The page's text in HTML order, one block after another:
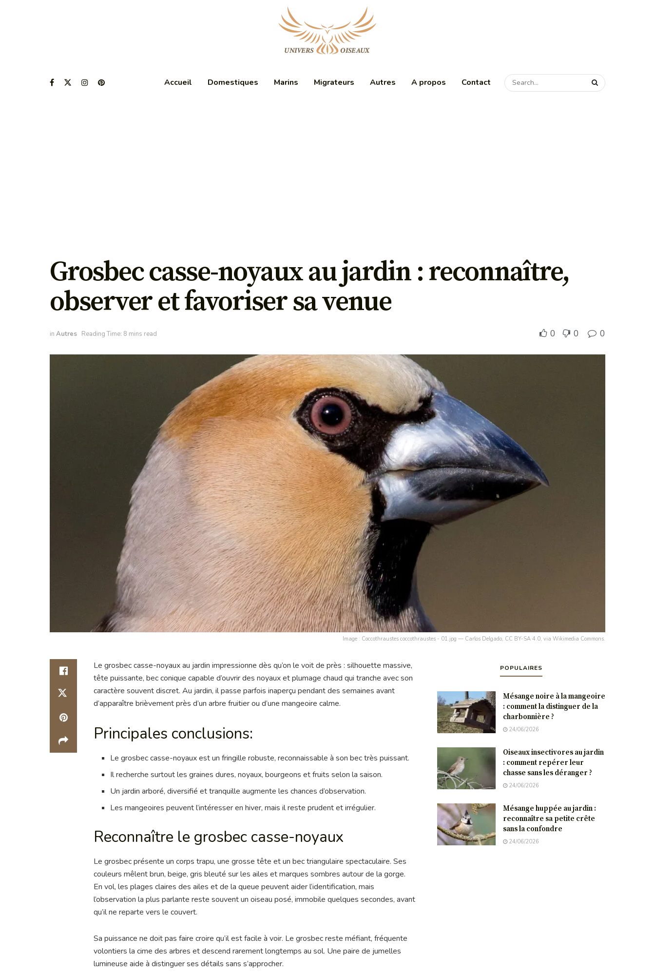
Accueil Domestiques Marins Migrateurs Autres A propos Contact
Grosbec casse-noyaux au jardin : reconnaître,
observer et favoriser sa venue
in Autres Reading Time: 8 mins read 0 0 0
Image : Coccothraustes coccothraustes - 01.jpg — Carlos Delgado, CC BY-SA 4.0, via Wikimedia Commons.
Le grosbec casse-noyaux au jardin impressionne dès qu’on le voit de près : silhouette massive,
tête puissante, bec conique capable d’ouvrir des noyaux et plumage chaud qui tranche avec son
caractère souvent discret. Au jardin, il passe parfois inaperçu pendant des semaines avant
d’apparaître brièvement près d’un arbre fruitier ou d’une mangeoire calme.
Principales conclusions:
Le grosbec casse-noyaux est un fringille robuste, reconnaissable à son bec très puissant.
Il recherche surtout les graines dures, noyaux, bourgeons et fruits selon la saison.
Un jardin arboré, diversifié et tranquille augmente les chances d’observation.
Les mangeoires peuvent l’intéresser en hiver, mais il reste prudent et irrégulier.
Reconnaître le grosbec casse-noyaux
Le grosbec présente un corps trapu, une grosse tête et un bec triangulaire spectaculaire. Ses
couleurs mêlent brun, beige, gris bleuté sur les ailes et marques sombres autour de la gorge.
En vol, les plages claires des ailes et de la queue peuvent aider l’identification, mais
l’observation la plus parlante reste souvent un oiseau posé, immobile quelques secondes, avant
qu’il ne reparte vers le couvert.
Sa puissance ne doit pas faire croire qu’il est facile à voir. Le grosbec reste méfiant, fréquente
volontiers la cime des arbres et descend rarement longtemps au sol. Une paire de jumelles
lumineuse aide à distinguer ses détails sans s’approcher.
POPULAIRES
Mésange noire à la mangeoire
: comment la distinguer de la
charbonnière ?
24/06/2026
Oiseaux insectivores au jardin
: comment repérer leur
chasse sans les déranger ?
24/06/2026
Mésange huppée au jardin :
reconnaître sa petite crête
sans la confondre
24/06/2026